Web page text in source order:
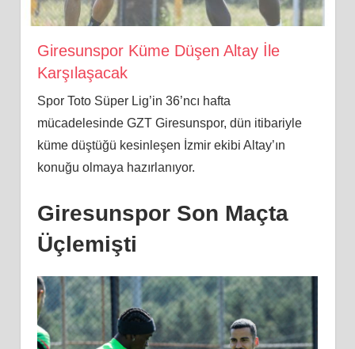
Giresunspor Küme Düşen Altay İle
Karşılaşacak
Spor Toto Süper Lig’in 36’ncı hafta
mücadelesinde GZT Giresunspor, dün itibariyle
küme düştüğü kesinleşen İzmir ekibi Altay’ın
konuğu olmaya hazırlanıyor.
Giresunspor Son Maçta
Üçlemişti